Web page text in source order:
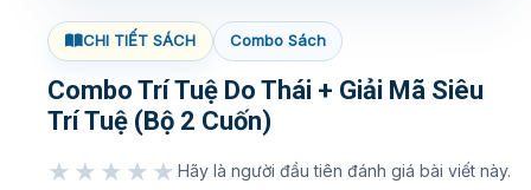
CHI TIẾT SÁCH Combo Sách
Combo Trí Tuệ Do Thái + Giải Mã Siêu
Trí Tuệ (Bộ 2 Cuốn)
★★★★★ Hãy là người đầu tiên đánh giá bài viết này.